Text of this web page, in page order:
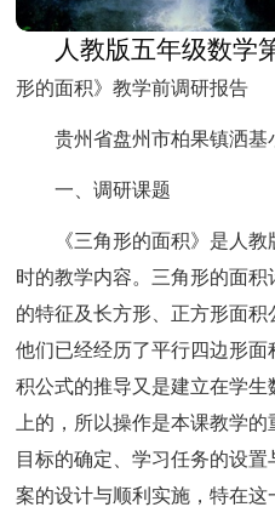
人教版五年级数学
形的面积》教学前调研报告
贵州省盘州市柏果镇洒基
一、调研课题
《三角形的面积》是人
时的教学内容。三角形的面
的特征及长方形、正方形面积
他们已经经历了平行四边形
积公式的推导又是建立在学
上的，所以操作是本课教学
目标的确定、学习任务的设
案的设计与顺利实施，特在